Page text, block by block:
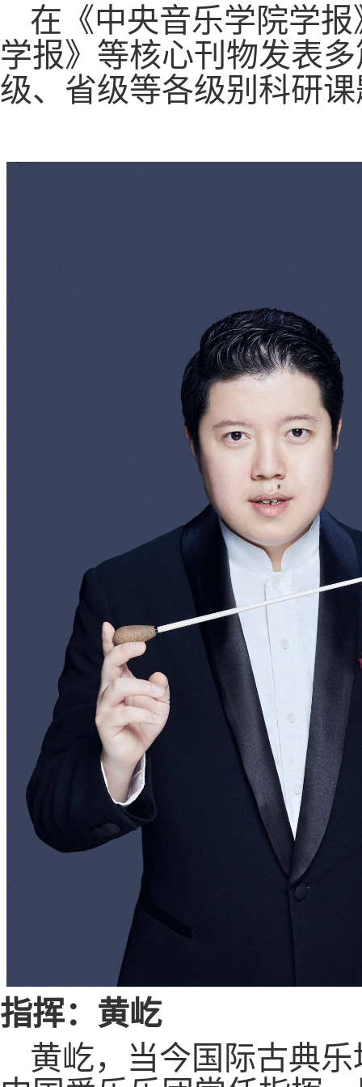
在《中央音乐学院学
学报》等核心刊物发表
级、省级等各级别科研
指挥：黄屹
黄屹，当今国际古典